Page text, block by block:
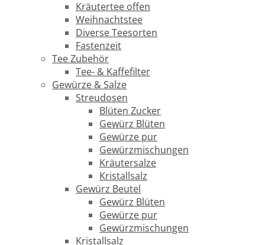
Kräutertee offen
Weihnachtstee
Diverse Teesorten
Fastenzeit
Tee Zubehör
Tee- & Kaffefilter
Gewürze & Salze
Streudosen
Blüten Zucker
Gewürz Blüten
Gewürze pur
Gewürzmischungen
Kräutersalze
Kristallsalz
Gewürz Beutel
Gewürz Blüten
Gewürze pur
Gewürzmischungen
Kristallsalz